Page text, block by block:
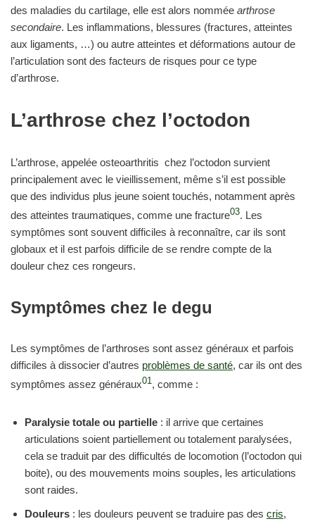
des maladies du cartilage, elle est alors nommée arthrose
secondaire. Les inflammations, blessures (fractures, atteintes
aux ligaments, …) ou autre atteintes et déformations autour de
l’articulation sont des facteurs de risques pour ce type
d’arthrose.
L’arthrose chez l’octodon
L’arthrose, appelée osteoarthritis chez l’octodon survient
principalement avec le vieillissement, même s’il est possible
que des individus plus jeune soient touchés, notamment après
des atteintes traumatiques, comme une fracture03. Les
symptômes sont souvent difficiles à reconnaître, car ils sont
globaux et il est parfois difficile de se rendre compte de la
douleur chez ces rongeurs.
Symptômes chez le degu
Les symptômes de l’arthroses sont assez généraux et parfois
difficiles à dissocier d’autres problèmes de santé, car ils ont des
symptômes assez généraux01, comme :
Paralysie totale ou partielle : il arrive que certaines
articulations soient partiellement ou totalement paralysées,
cela se traduit par des difficultés de locomotion (l’octodon qui
boite), ou des mouvements moins souples, les articulations
sont raides.
Douleurs : les douleurs peuvent se traduire pas des cris,